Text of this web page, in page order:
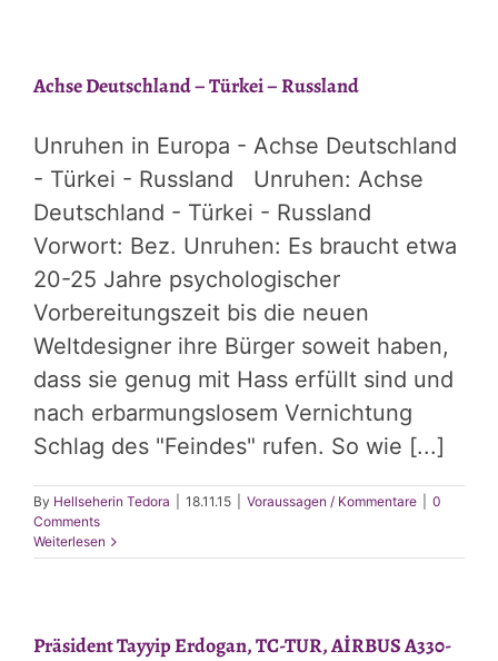
Achse Deutschland – Türkei – Russland
Unruhen in Europa - Achse Deutschland
- Türkei - Russland Unruhen: Achse
Deutschland - Türkei - Russland
Vorwort: Bez. Unruhen: Es braucht etwa
20-25 Jahre psychologischer
Vorbereitungszeit bis die neuen
Weltdesigner ihre Bürger soweit haben,
dass sie genug mit Hass erfüllt sind und
nach erbarmungslosem Vernichtung
Schlag des "Feindes" rufen. So wie [...]
By Hellseherin Tedora 18.11.15 Voraussagen / Kommentare
0
Comments
Weiterlesen
Präsident Tayyip Erdogan, TC-TUR, AİRBUS A330-